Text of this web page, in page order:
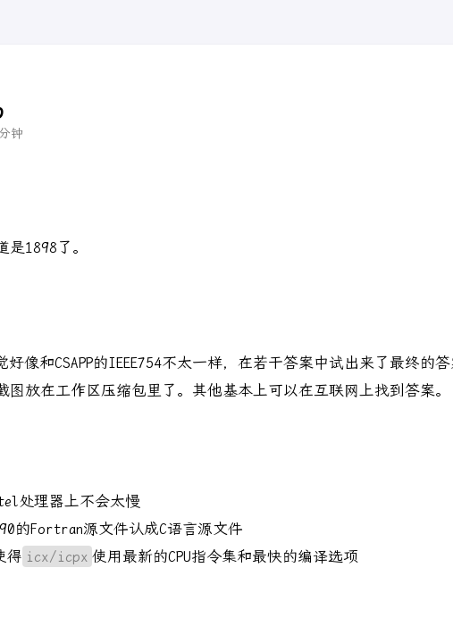
钟
1898了。
像和CSAPP的IEEE754不太一样，在若干答案中试出来了最终的答
放在工作区压缩包里了。其他基本上可以在互联网上找到答案。
处理器上不会太慢
的Fortran源文件认成C语言源文件
得 icx/icpx 使用最新的CPU指令集和最快的编译选项